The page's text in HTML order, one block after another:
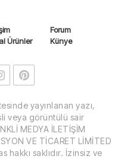
Forum
Ürünler Künye
yayınlanan yazı,
veya görüntülü sair
MEDYA İLETİŞİM
VE TİCARET LİMİTED
hakkı saklıdır. İzinsiz ve